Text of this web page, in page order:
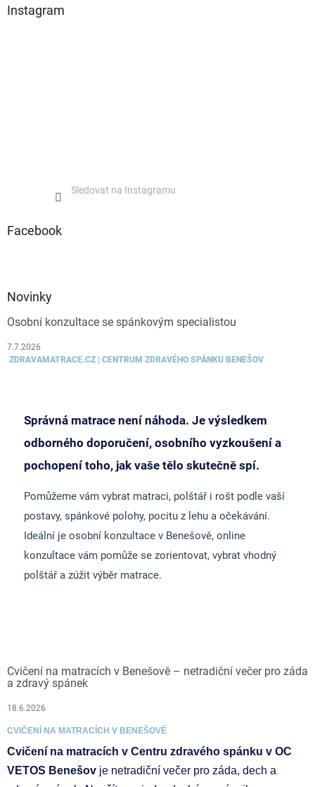
Instagram
Sledovat na Instagramu
Facebook
Novinky
Osobní konzultace se spánkovým specialistou
7.7.2026
ZDRAVAMATRACE.CZ | CENTRUM ZDRAVÉHO SPÁNKU BENEŠOV
Správná matrace není náhoda. Je výsledkem
odborného doporučení, osobního vyzkoušení a
pochopení toho, jak vaše tělo skutečně spí.
Pomůžeme vám vybrat matraci, polštář i rošt podle vaší
postavy, spánkové polohy, pocitu z lehu a očekávání.
Ideální je osobní konzultace v Benešově, online
konzultace vám pomůže se zorientovat, vybrat vhodný
polštář a zúžit výběr matrace.
Cvičení na matracích v Benešově – netradiční večer pro záda
a zdravý spánek
18.6.2026
CVIČENÍ NA MATRACÍCH V BENEŠOVĚ
Cvičení na matracích v Centru zdravého spánku v OC
VETOS Benešov je netradiční večer pro záda, dech a